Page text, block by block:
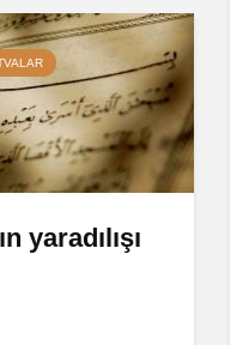
yaradılışı